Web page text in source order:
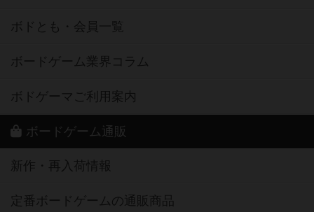
ボドとも・会員一覧
ボードゲーム業界コラム
ボドゲーマご利用案内
ボードゲーム通販
新作・再入荷情報
定番ボードゲームの通販商品